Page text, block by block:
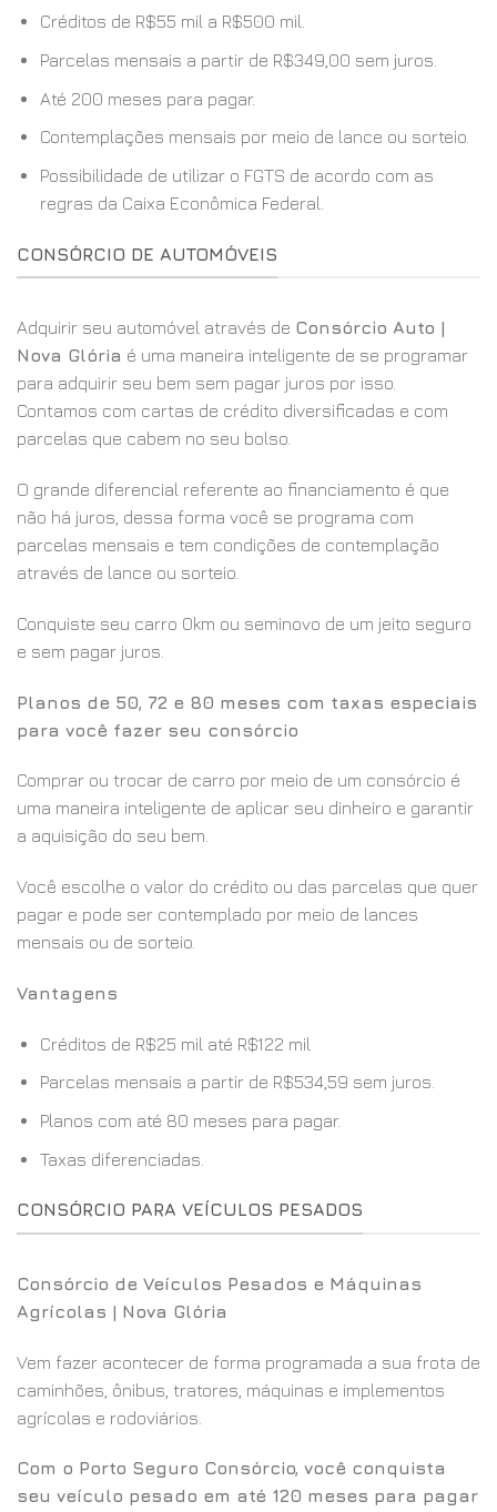
Créditos de R$55 mil a R$500 mil.
Parcelas mensais a partir de R$349,00 sem juros.
Até 200 meses para pagar.
Contemplações mensais por meio de lance ou sorteio.
Possibilidade de utilizar o FGTS de acordo com as
regras da Caixa Econômica Federal.
CONSÓRCIO DE AUTOMÓVEIS
Adquirir seu automóvel através de Consórcio Auto |
Nova Glória é uma maneira inteligente de se programar
para adquirir seu bem sem pagar juros por isso.
Contamos com cartas de crédito diversificadas e com
parcelas que cabem no seu bolso.
O grande diferencial referente ao financiamento é que
não há juros, dessa forma você se programa com
parcelas mensais e tem condições de contemplação
através de lance ou sorteio.
Conquiste seu carro 0km ou seminovo de um jeito seguro
e sem pagar juros.
Planos de 50, 72 e 80 meses com taxas especiais
para você fazer seu consórcio
Comprar ou trocar de carro por meio de um consórcio é
uma maneira inteligente de aplicar seu dinheiro e garantir
a aquisição do seu bem.
Você escolhe o valor do crédito ou das parcelas que quer
pagar e pode ser contemplado por meio de lances
mensais ou de sorteio.
Vantagens
Créditos de R$25 mil até R$122 mil
Parcelas mensais a partir de R$534,59 sem juros.
Planos com até 80 meses para pagar.
Taxas diferenciadas.
CONSÓRCIO PARA VEÍCULOS PESADOS
Consórcio de Veículos Pesados e Máquinas
Agrícolas | Nova Glória
Vem fazer acontecer de forma programada a sua frota de
caminhões, ônibus, tratores, máquinas e implementos
agrícolas e rodoviários.
Com o Porto Seguro Consórcio, você conquista
seu veículo pesado em até 120 meses para pagar